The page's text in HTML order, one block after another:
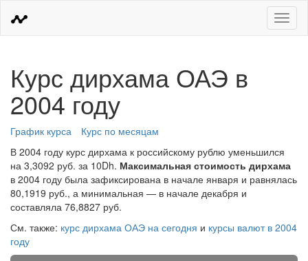
Меню
Курс дирхама ОАЭ в
2004 году
График курса
Курс по месяцам
В 2004 году курс дирхама к российскому рублю уменьшился
на 3,3092 руб. за 10Dh. Максимальная стоимость дирхама
в 2004 году была зафиксирована в начале января и равнялась
80,1919 руб., а минимальная — в начале декабря и
составляла 76,8827 руб.
См. также: курс дирхама ОАЭ на сегодня и курсы валют в 2004
году